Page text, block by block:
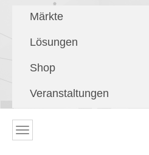
Märkte
Lösungen
Shop
Veranstaltungen